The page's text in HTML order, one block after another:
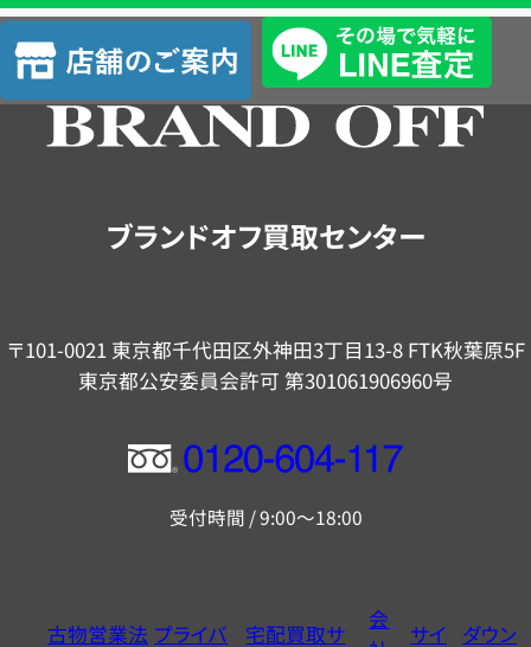
査
定
店
舗
の
ブランドオフ買取センター
〒101-0021 東京都千代田区外神田3丁目13-8 FTK秋葉原5F
東京都公安委員会許可 第301061906960号
フ
ー
ヤ
受付時間 / 9:00～18:00
古物営業法 プライバ
宅配買取サ
会
サイ
ダウン